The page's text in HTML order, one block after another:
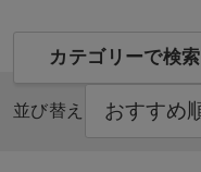
カテゴリーで検索
並び替え